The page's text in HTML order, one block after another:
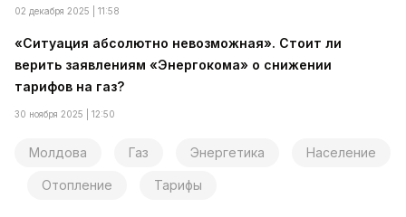
02 декабря 2025 | 11:58
«Ситуация абсолютно невозможная». Стоит ли
верить заявлениям «Энергокома» о снижении
тарифов на газ?
30 ноября 2025 | 12:50
Молдова Газ Энергетика Население
Отопление Тарифы